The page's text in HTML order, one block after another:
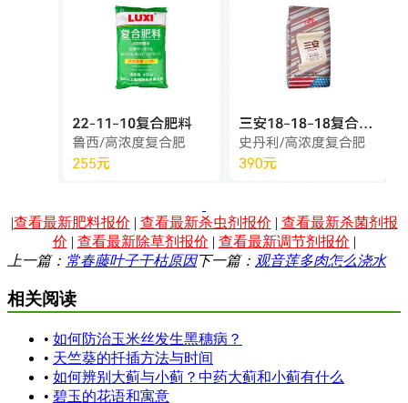
|查看最新肥料报价 | 查看最新杀虫剂报价 | 查看最新杀菌剂报
价 | 查看最新除草剂报价 | 查看最新调节剂报价 |
上一篇： 常春藤叶子干枯原因下一篇： 观音莲多肉怎么浇水
相关阅读
• 如何防治玉米丝发生黑穗病？
• 天竺葵的扦插方法与时间
• 如何辨别大蓟与小蓟？中药大蓟和小蓟有什么
• 碧玉的花语和寓意